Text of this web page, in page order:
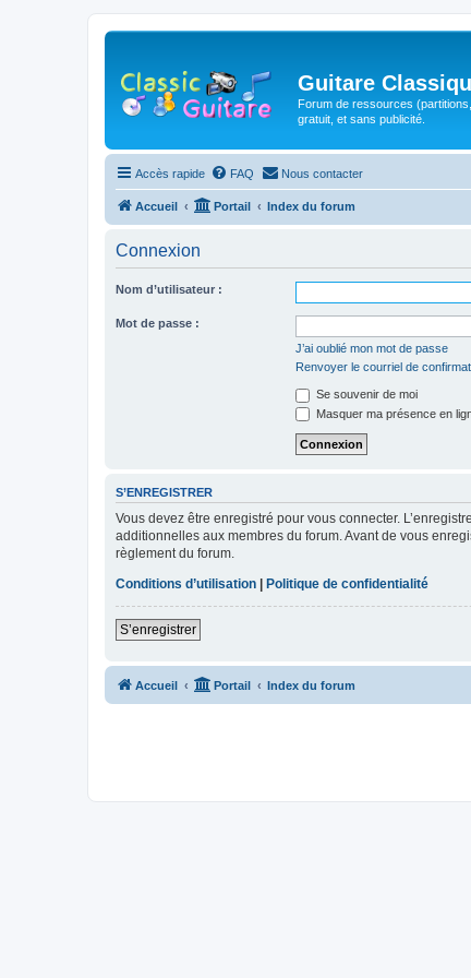
Guitare
Forum de ressources
gratuit, et sans publicité.
Accès rapide FAQ Nous contacter
Accueil Portail Index du forum
Connexion
Nom d’utilisateur :
Mot de passe :
J’ai oublié mon mot de passe
Renvoyer le courriel de
Se souvenir de moi
Masquer ma présence en
S’ENREGISTRER
Vous devez être enregistré pour vous connecter.
additionnelles aux membres du forum. Avant de vous
règlement du forum.
Conditions d’utilisation | Politique de confidentialité
S’enregistrer
Accueil Portail Index du forum